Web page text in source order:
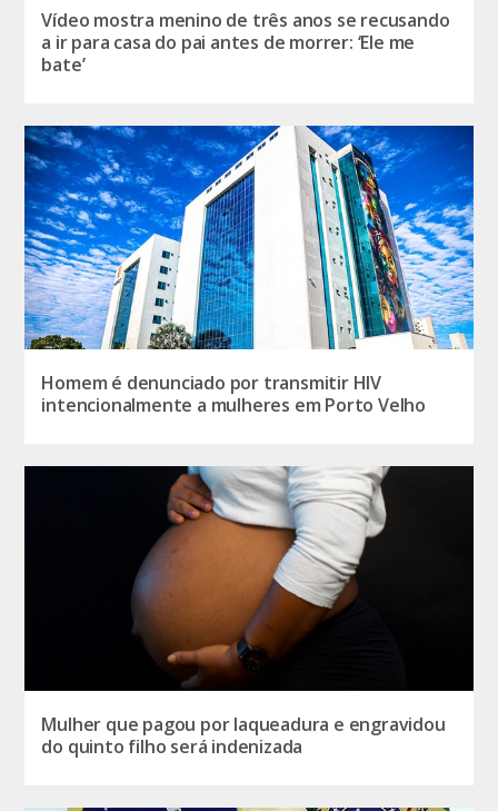
Vídeo mostra menino de três anos se recusando
a ir para casa do pai antes de morrer: ‘Ele me
bate’
Homem é denunciado por transmitir HIV
intencionalmente a mulheres em Porto Velho
Mulher que pagou por laqueadura e engravidou
do quinto filho será indenizada